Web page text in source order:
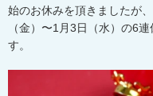
始のお休みを頂きましたが
（金）〜1 月3日（水）の6連
す。